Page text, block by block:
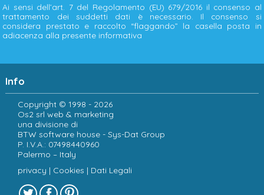
Ai sensi dell’art. 7 del Regolamento (EU) 679/2016 il consenso al
trattamento dei suddetti dati è necessario. Il consenso si
considera prestato e raccolto “flaggando” la casella posta in
adiacenza alla presente informativa
Info
Copyright © 1998 - 2026
Os2 srl web & marketing
una divisione di
BTW software house - Sys-Dat Group
P. I.V.A.: 07498440960
Palermo – Italy
privacy | Cookies | Dati Legali